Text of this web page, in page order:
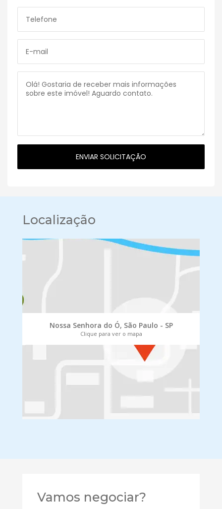
Localização
Nossa Senhora do Ó, São Paulo - SP
Clique para ver o mapa
Vamos negociar?